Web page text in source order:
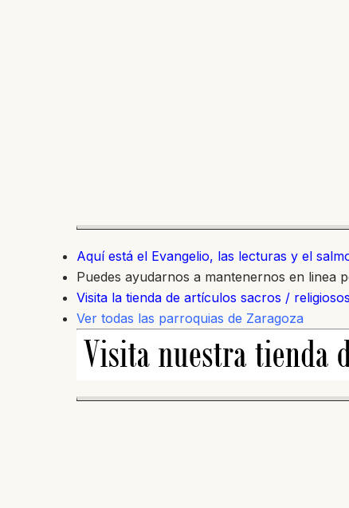
Aquí está el Evangelio, las lecturas y el
Puedes ayudarnos a mantenernos en linea
Visita la tienda de artículos sacros /
Ver todas las parroquias de Zaragoza